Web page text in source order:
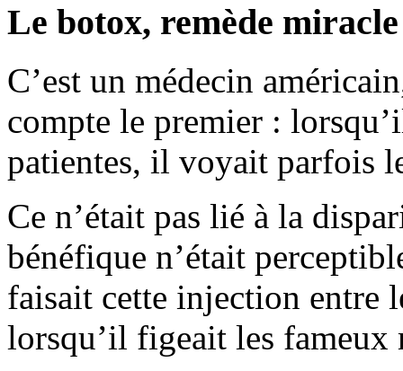
Le botox, remède
C’est un médecin
compte le premier :
patientes, il voyait parfois
Ce n’était pas lié à la
bénéfique n’était
faisait cette injection entre
lorsqu’il figeait les fameux